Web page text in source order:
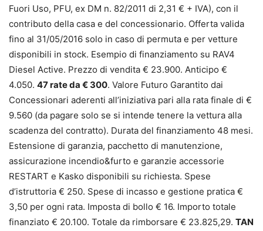
Fuori Uso, PFU, ex DM n. 82/2011 di 2,31 € + IVA), con il
contributo della casa e del concessionario. Offerta valida
fino al 31/05/2016 solo in caso di permuta e per vetture
disponibili in stock. Esempio di finanziamento su RAV4
Diesel Active. Prezzo di vendita € 23.900. Anticipo €
4.050. 47 rate da € 300. Valore Futuro Garantito dai
Concessionari aderenti all’iniziativa pari alla rata finale di €
9.560 (da pagare solo se si intende tenere la vettura alla
scadenza del contratto). Durata del finanziamento 48 mesi.
Estensione di garanzia, pacchetto di manutenzione,
assicurazione incendio&furto e garanzie accessorie
RESTART e Kasko disponibili su richiesta. Spese
d’istruttoria € 250. Spese di incasso e gestione pratica €
3,50 per ogni rata. Imposta di bollo € 16. Importo totale
finanziato € 20.100. Totale da rimborsare € 23.825,29. TAN